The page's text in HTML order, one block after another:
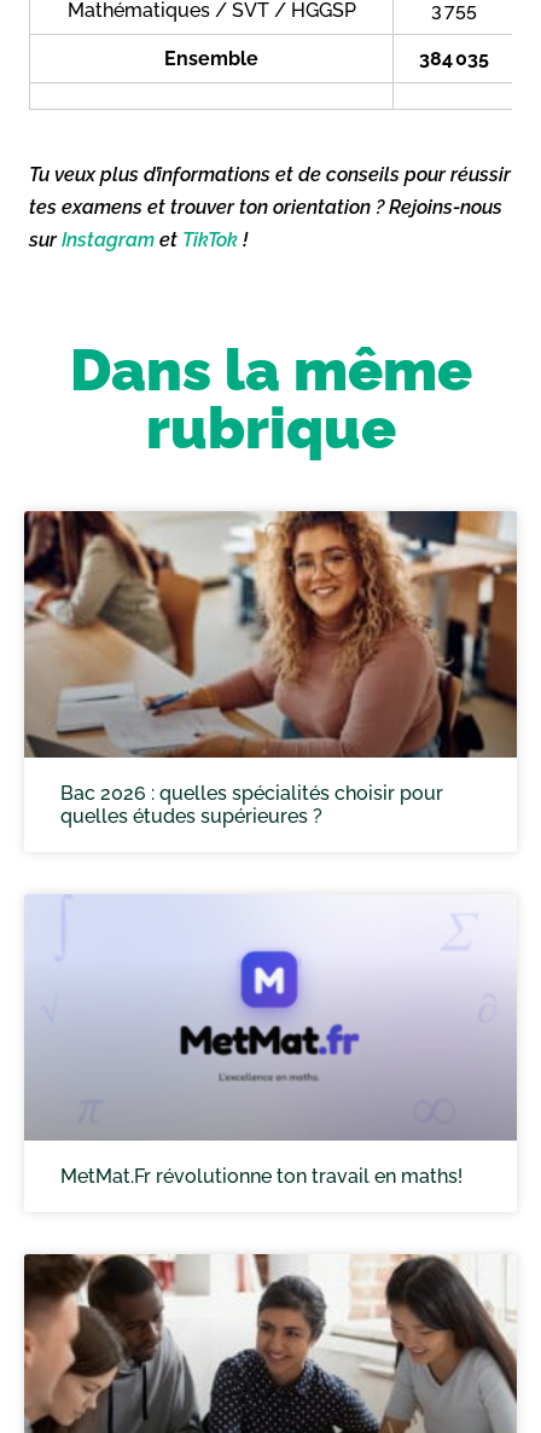
Mathématiques / SVT / HGGSP 3 755
Ensemble 384 035
Tu veux plus d’informations et de conseils pour réussir
tes examens et trouver ton orientation ? Rejoins-nous
surInstagram et TikTok !
Dans la même
rubrique
Bac 2026 : quelles spécialités choisir pour
quelles études supérieures ?
MetMat.Fr révolutionne ton travail en maths!